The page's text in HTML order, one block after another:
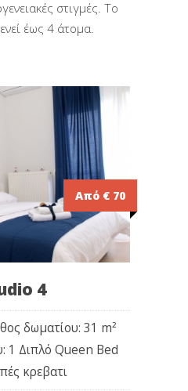
στιγμές. Το
έως 4 άτομα.
Από € 70
4
δωματίου: 31 m²
1 Διπλό Queen Bed
κρεβατι